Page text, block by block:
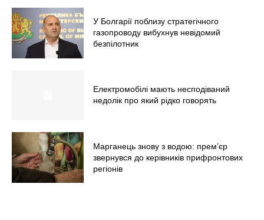
У Болгарії поблизу стратегічного
газопроводу вибухнув невідомий
безпілотник
Електромобілі мають несподіваний
недолік про який рідко говорять
Марганець знову з водою: прем’єр
звернувся до керівників прифронтових
регіонів